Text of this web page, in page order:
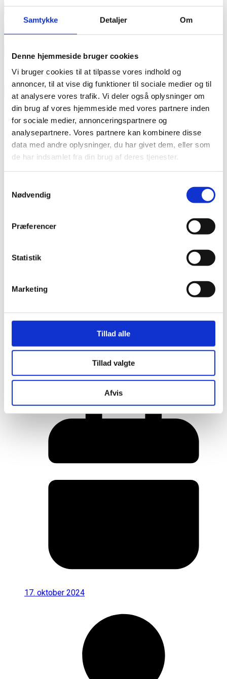
Samtykke Detaljer Om
Denne hjemmeside bruger cookies
Vi bruger cookies til at tilpasse vores indhold og
annoncer, til at vise dig funktioner til sociale medier og til
at analysere vores trafik. Vi deler også oplysninger om
din brug af vores hjemmeside med vores partnere inden
for sociale medier, annonceringspartnere og
analysepartnere. Vores partnere kan kombinere disse
data med andre oplysninger, du har givet dem, eller som
de har indsamlet fra din brug af deres tjenester.
Nødvendig
Præferencer
Statistik
Marketing
Tillad alle
Tillad valgte
Afvis
annonce
Like us
RAINBOW BUSINESS DENMARK
Her er alle vinderne fra årets Danish
Rainbow Awards
17. oktober 2024